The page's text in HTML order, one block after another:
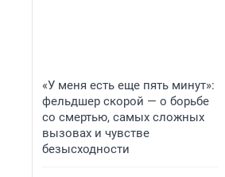
«У меня есть еще пять минут»:
фельдшер скорой — о борьбе
со смертью, самых сложных
вызовах и чувстве
безысходности